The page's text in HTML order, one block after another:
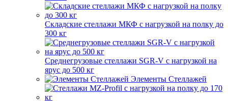
Складские стеллажи МКФ с нагрузкой на полку до
300 кг
Среднегрузовые стеллажи SGR-V с нагрузкой на
ярус до 500 кг
Элементы Стеллажей